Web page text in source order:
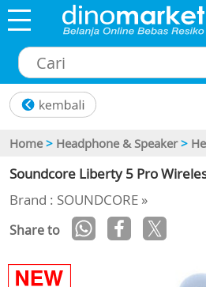
Home > Headphone & Speaker >
Soundcore Liberty 5 Pro
Brand : SOUNDCORE »
Share to